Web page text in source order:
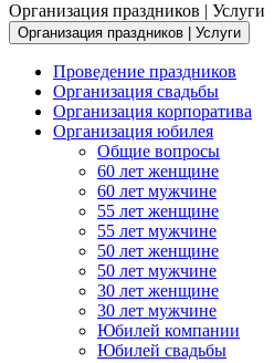
Организация праздников | Услуги
Организация праздников | Услуги
Проведение праздников
Организация свадьбы
Организация корпоратива
Организация юбилея
Общие вопросы
60 лет женщине
60 лет мужчине
55 лет женщине
55 лет мужчине
50 лет женщине
50 лет мужчине
30 лет женщине
30 лет мужчине
Юбилей компании
Юбилей свадьбы